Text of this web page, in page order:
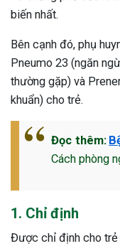
biến nhất.
Bên cạnh đó, phụ
Pneumo 23 (ngăn
thường gặp) và
khuẩn) cho trẻ.
Đọc thêm:
Cách phòng
1. Chỉ định
Được chỉ định cho trẻ